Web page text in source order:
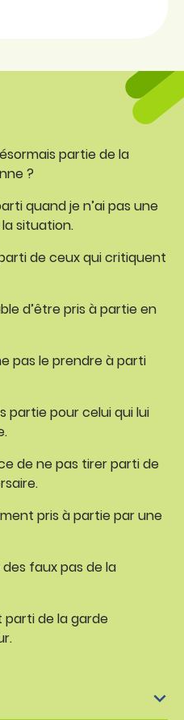
partie de la
?
quand je n’ai pas une
situation.
de ceux qui critiquent
d’être pris à partie en
pas le prendre à parti
partie pour celui qui lui
de ne pas tirer parti de
pris à partie par une
faux pas de la
de la garde